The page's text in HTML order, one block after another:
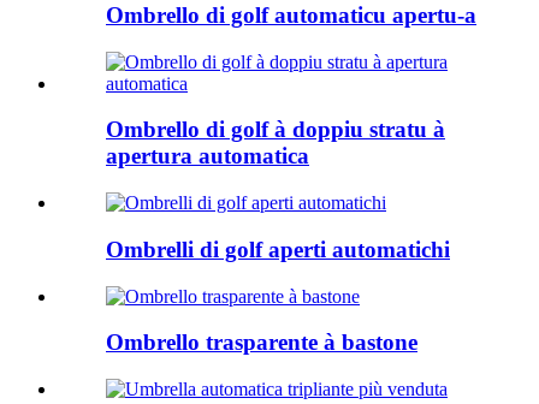
Ombrello di golf automaticu apertu-a
Ombrello di golf à doppiu stratu à
apertura automatica
Ombrelli di golf aperti automatichi
Ombrello trasparente à bastone